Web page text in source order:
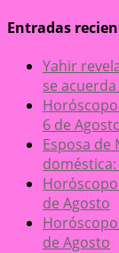
Entradas
Yahir
se
6 de
Esposa de
de Agosto
de Agosto